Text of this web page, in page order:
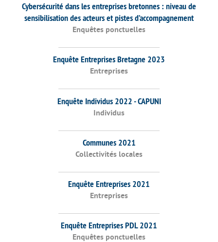
Cybersécurité dans les entreprises bretonnes : niveau de
sensibilisation des acteurs et pistes d’accompagnement
Enquêtes ponctuelles
Enquête Entreprises Bretagne 2023
Entreprises
Enquête Individus 2022 - CAPUNI
Individus
Communes 2021
Collectivités locales
Enquête Entreprises 2021
Entreprises
Enquête Entreprises PDL 2021
Enquêtes ponctuelles